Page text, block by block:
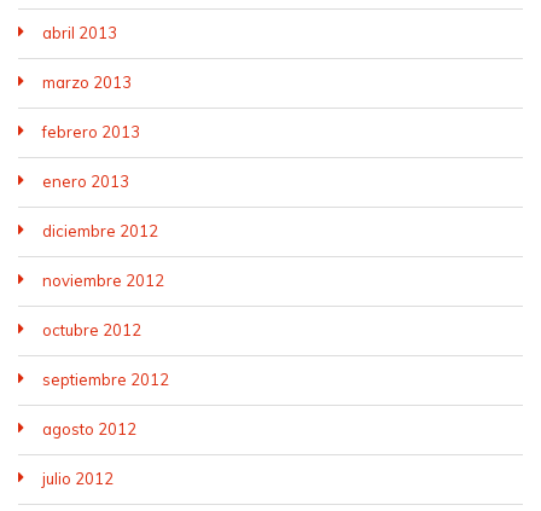
abril 2013
marzo 2013
febrero 2013
enero 2013
diciembre 2012
noviembre 2012
octubre 2012
septiembre 2012
agosto 2012
julio 2012